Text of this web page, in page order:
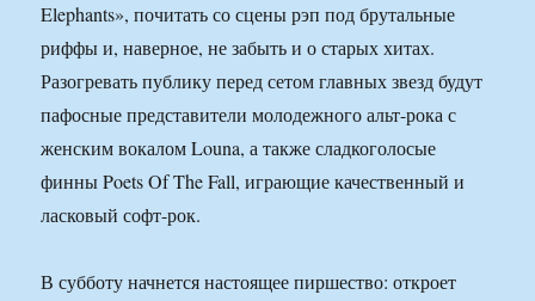
Elephants», почитать со сцены рэп под брутальные
риффы и, наверное, не забыть и о старых хитах.
Разогревать публику перед сетом главных звезд будут
пафосные представители молодежного альт-рока с
женским вокалом Louna, а также сладкоголосые
финны Poets Of The Fall, играющие качественный и
ласковый софт-рок.
В субботу начнется настоящее пиршество: откроет